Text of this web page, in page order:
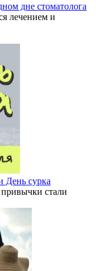
дне стоматолога
лечением и
День сурка
стали